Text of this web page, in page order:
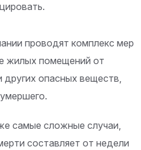
проводят комплекс мер
жилых помещений от
других опасных веществ,
самые сложные случаи,
составляет от недели